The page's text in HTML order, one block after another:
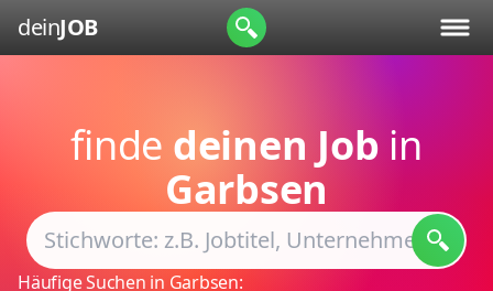
deinJOB
finde deinen Job in
Garbsen
Häufige Suchen in Garbsen: